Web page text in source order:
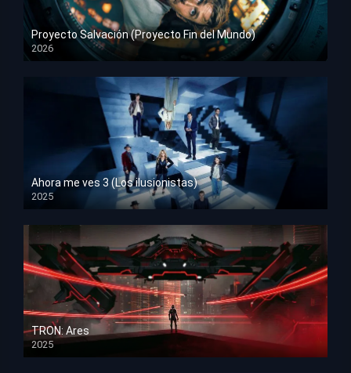
Proyecto Salvación (Proyecto Fin del Mundo)
2026
HD 1080p
Ahora me ves 3 (Los ilusionistas)
2025
HD 1080p
TRON: Ares
2025
HD 1080p